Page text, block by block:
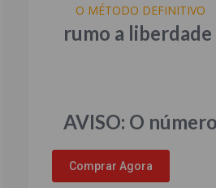
O MÉTODO DEFINITIVO
rumo a
AVISO: O
Comprar Agora